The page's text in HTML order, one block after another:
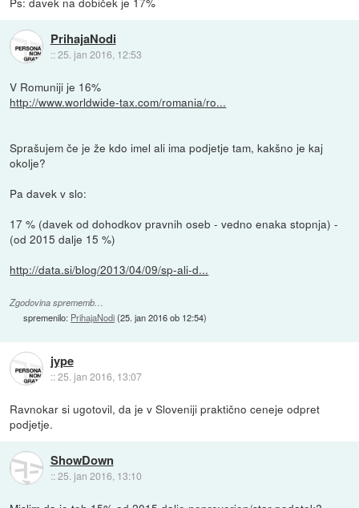
PrihajaNodi
::25. jan 2016, 12:53
V Romuniji je 16%
http://www.worldwide-tax.com/romania/ro...
Sprašujem če je že kdo imel ali ima podjetje tam, kakšno je kaj
okolje?
Pa davek v slo:
17 % (davek od dohodkov pravnih oseb - vedno enaka stopnja) -
(od 2015 dalje 15 %)
http://data.si/blog/2013/04/09/sp-ali-d...
Zgodovina sprememb…
spremenilo: PrihajaNodi(25. jan 2016 ob 12:54)
jype
::25. jan 2016, 13:07
Ravnokar si ugotovil, da je v Sloveniji praktično ceneje odpret
podjetje.
ShowDown
::25. jan 2016, 13:10